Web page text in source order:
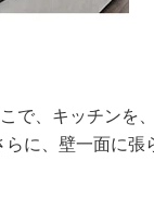
で、キッチンを
に、壁一面に張